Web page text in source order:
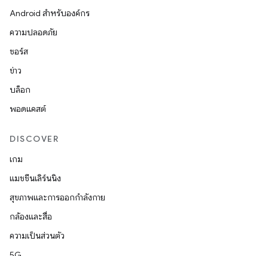
Android สำหรับองค์กร
ความปลอดภัย
ซอร์ส
ข่าว
บล็อก
พอดแคสต์
DISCOVER
เกม
แมชชีนเลิร์นนิง
สุขภาพและการออกกำลังกาย
กล้องและสื่อ
ความเป็นส่วนตัว